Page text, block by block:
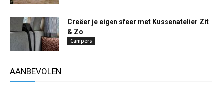
Creëer je eigen sfeer met Kussenatelier Zit
& Zo
Campers
AANBEVOLEN